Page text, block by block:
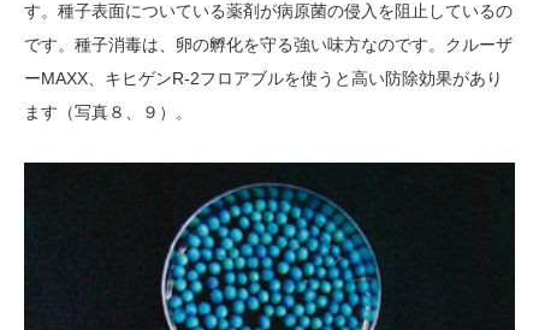
す。種子表面についている薬剤が病原菌の侵入を阻止しているの
です。種子消毒は、卵の孵化を守る強い味方なのです。クルーザ
ーMAXX、キヒゲンR-2フロアブルを使うと高い防除効果があり
ます（写真８、９）。